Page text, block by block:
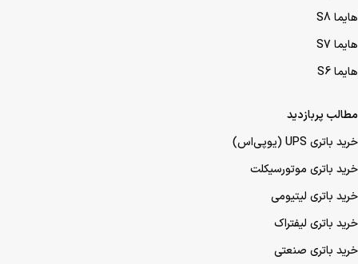
هایما S8
هایما S7
هایما S6
مطالب پربازدید
خرید باتری UPS (یو‌پی‌اس)
خرید باتری موتورسیکلت
خرید باتری لیتیومی
خرید باتری لیفتراک
خرید باتری صنعتی